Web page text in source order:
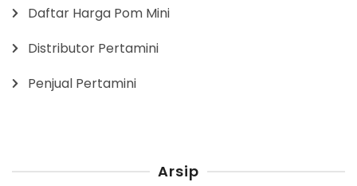
Daftar Harga Pom Mini
Distributor Pertamini
Penjual Pertamini
Arsip